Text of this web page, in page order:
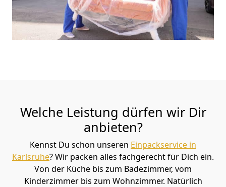
Welche Leistung dürfen wir Dir
anbieten?
Kennst Du schon unseren Einpackservice in
Karlsruhe? Wir packen alles fachgerecht für Dich ein.
Von der Küche bis zum Badezimmer, vom
Kinderzimmer bis zum Wohnzimmer. Natürlich